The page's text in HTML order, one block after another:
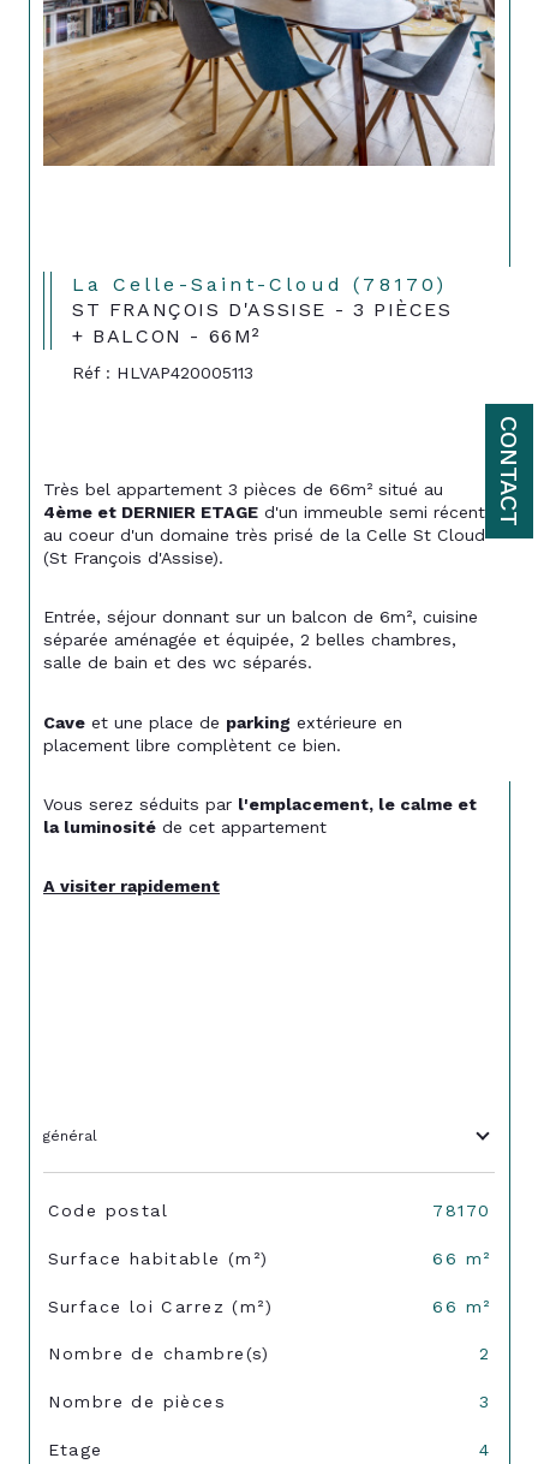
CONTACT
La Celle-Saint-Cloud (78170)
ST FRANÇOIS D'ASSISE - 3 PIÈCES
+ BALCON - 66M²
Réf : HLVAP420005113
Très bel appartement 3 pièces de 66m² situé au
4ème et DERNIER ETAGE d'un immeuble semi récent
au coeur d'un domaine très prisé de la Celle St Cloud
(St François d'Assise).
Entrée, séjour donnant sur un balcon de 6m², cuisine
séparée aménagée et équipée, 2 belles chambres,
salle de bain et des wc séparés.
Cave et une place de parking extérieure en
placement libre complètent ce bien.
Vous serez séduits par l'emplacement, le calme et
la luminosité de cet appartement
A visiter rapidement
général
TRAD_SIROCCO_Caracteristique
Code postal 78170
Surface habitable (m²) 66 m²
Surface loi Carrez (m²) 66 m²
Nombre de chambre(s) 2
Nombre de pièces 3
Etage 4